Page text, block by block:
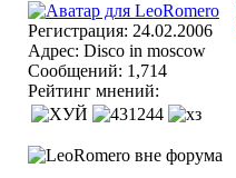
Регистрация: 24.02.2006
Адрес: Disco in moscow
Сообщений: 1,714
Рейтинг мнений: